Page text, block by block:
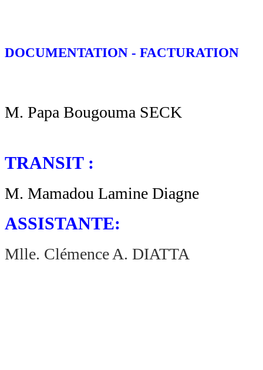
DOCUMENTATION - FACTURATION
M. Papa Bougouma SECK
TRANSIT :
M. Mamadou Lamine Diagne
ASSISTANTE:
Mlle. Clémence A. DIATTA